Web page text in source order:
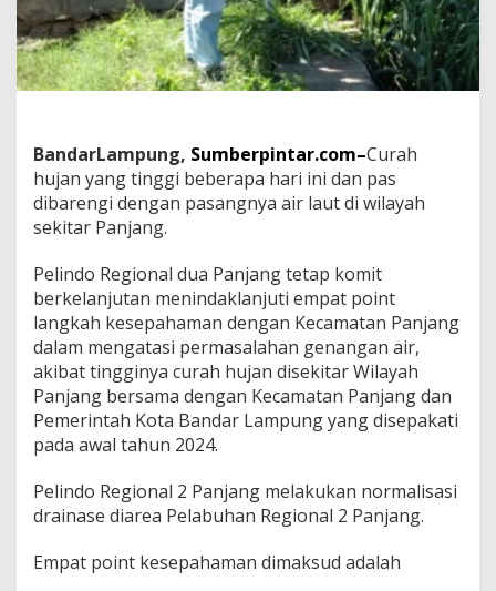
n
g
G
e
C
e
p
N
o
r
m
a
i
s
a
s
D
r
a
n
BandarLampung, Sumberpintar.com–Curah
hujan yang tinggi beberapa hari ini dan pas
dibarengi dengan pasangnya air laut di wilayah
sekitar Panjang.
Pelindo Regional dua Panjang tetap komit
berkelanjutan menindaklanjuti empat point
langkah kesepahaman dengan Kecamatan Panjang
dalam mengatasi permasalahan genangan air,
akibat tingginya curah hujan disekitar Wilayah
Panjang bersama dengan Kecamatan Panjang dan
Pemerintah Kota Bandar Lampung yang disepakati
pada awal tahun 2024.
Pelindo Regional 2 Panjang melakukan normalisasi
drainase diarea Pelabuhan Regional 2 Panjang.
Empat point kesepahaman dimaksud adalah